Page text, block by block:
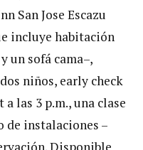
San Jose Escazu
incluye habitación
un sofá cama–,
niños, early check
las 3 p.m., una clase
de instalaciones –